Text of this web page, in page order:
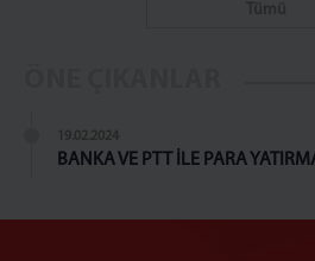
19.02.2024
BANKA VE PTT İLE PARA